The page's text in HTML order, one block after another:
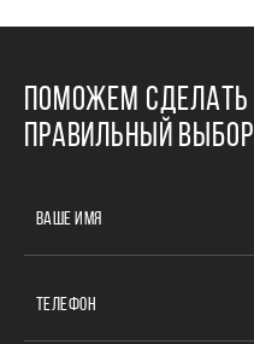
ПОМОЖЕМ СДЕЛАТЬ
ПРАВИЛЬНЫЙ ВЫБОР
ВАШЕ ИМЯ
ТЕЛЕФОН